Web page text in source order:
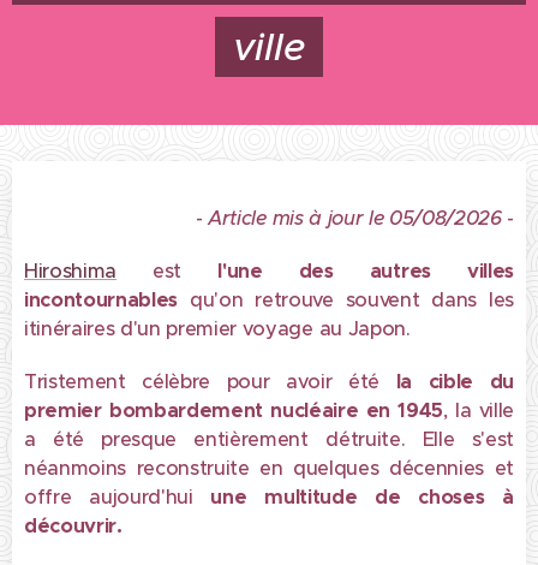
ville
-Article mis à jour le 05/08/2026-
Hiroshima est l'une des autres villes
incontournables qu'on retrouve souvent dans les
itinéraires d'un premier voyage au Japon.
Tristement célèbre pour avoir été la cible du
premier bombardement nucléaire en 1945, la ville
a été presque entièrement détruite. Elle s'est
néanmoins reconstruite en quelques décennies et
offre aujourd'hui une multitude de choses à
découvrir.